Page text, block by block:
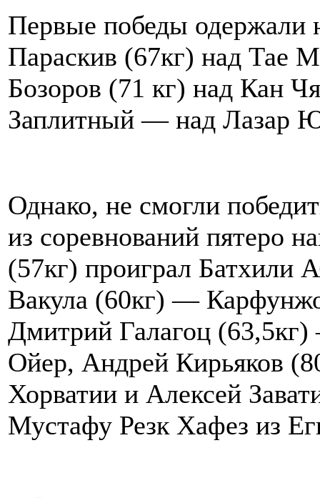
Первые победы одержали
Параскив (67кг) над Тае
Бозоров (71 кг) над Кан
Заплитный — над Лазар
Однако, не смогли
из соревнований пятеро
(57кг) проиграл Батхили
Вакула (60кг) —
Дмитрий Галагоц
Ойер, Андрей Кирьяков
Хорватии и Алексей
Мустафу Резк Хафез из